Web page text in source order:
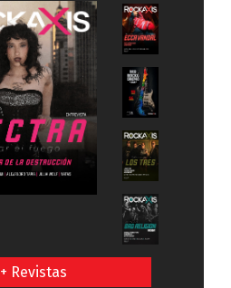
+ Revistas